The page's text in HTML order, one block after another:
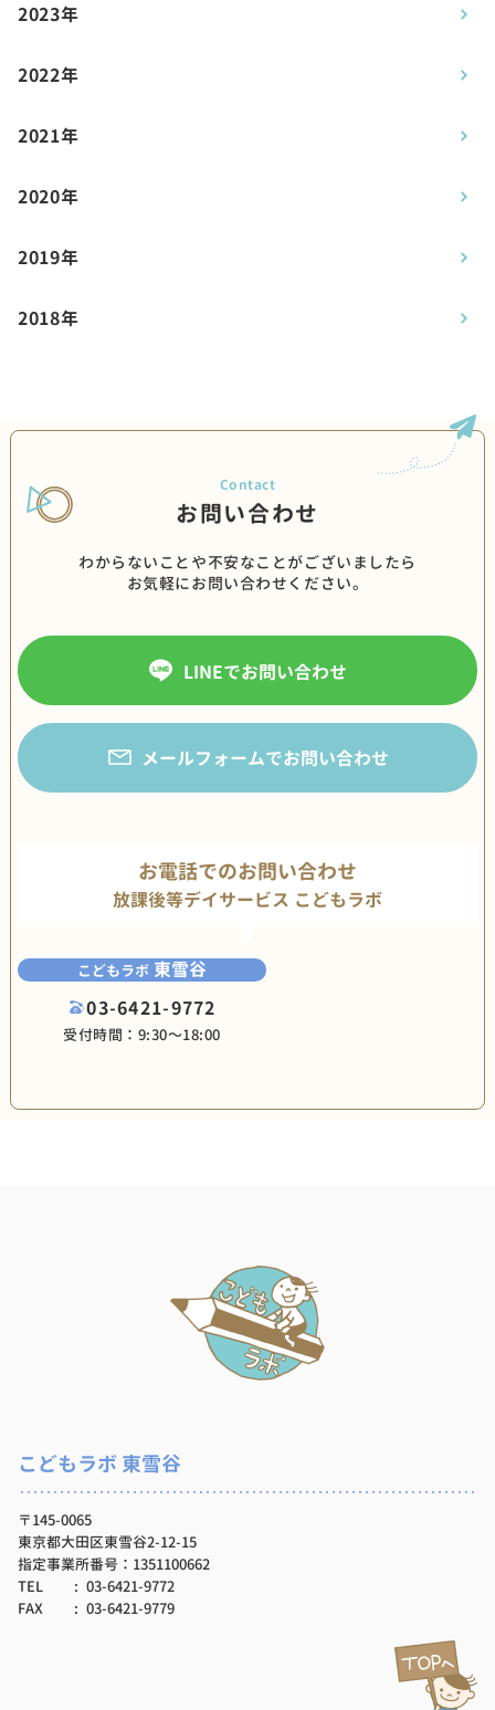
2023年
2022年
2021年
2020年
2019年
2018年
お問い合わせ
わからないことや不安なことがございましたら
お気軽にお問い合わせください。
LINEでお問い合わせ
メールフォームでお問い合わせ
お電話でのお問い合わせ
放課後等デイサービス こどもラボ
こどもラボ 東雪谷
03-6421-9772
受付時間：9:30〜18:00
こどもラボ 東雪谷
〒145-0065
東京都大田区東雪谷2-12-15
指定事業所番号：1351100662
TEL
03-6421-9772
FAX
03-6421-9779